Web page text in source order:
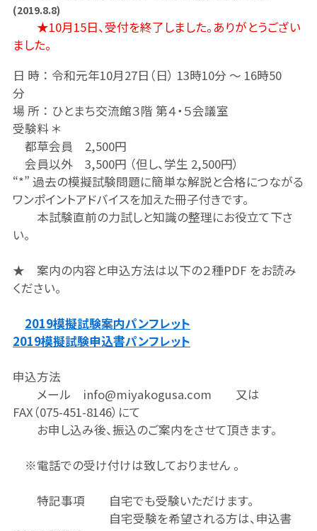
(2019.8.8)
★10月15日、受付を終了しました。ありがとうござい
ました。
日 時 ： 令和元年10月27日（日） 13時10分 ～ 16時50
分
場 所 ： ひとまち交流館３階 第４・５会議室
受験料 ＊
都草会員 2,500円
会員以外 3,500円 （但し、学生 2,500円）
“*” 過去の模擬試験問題に簡単な解説と合格につながる
ワンポイントアドバイスを加えた冊子付きです。
本試験直前の力試しと知識の整理にお役立て下さ
い。
★ 案内の内容と申込方法は以下の２種PDF をお読み
ください。
2019模擬試験案内パンフレット
2019模擬試験申込書パンフレット
申込方法
メール info@miyakogusa.com 又は
FAX（075-451-8146）にて
お申し込み後、振込のご案内をさせて頂きます。
※電話での受け付けは致しておりません 。
特記事項 自宅でも受験いただけます。
自宅受験を希望される方は、申込書